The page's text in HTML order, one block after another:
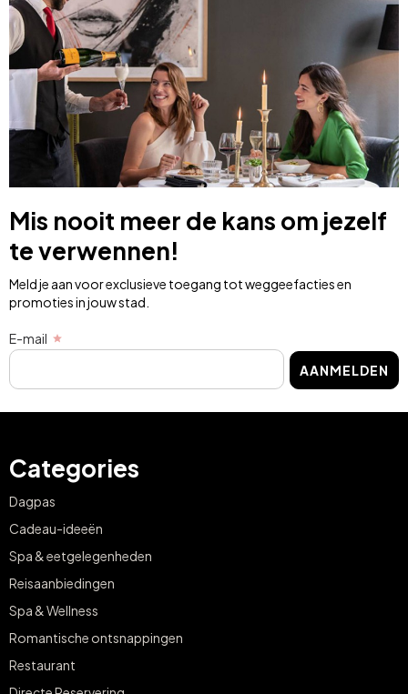
Mis nooit meer de kans om jezelf
te verwennen!
Meld je aan voor exclusieve toegang tot weggeefacties en
promoties in jouw stad.
E-mail
AANMELDEN
Categories
Dagpas
Cadeau-ideeën
Spa & eetgelegenheden
Reisaanbiedingen
Spa & Wellness
Romantische ontsnappingen
Restaurant